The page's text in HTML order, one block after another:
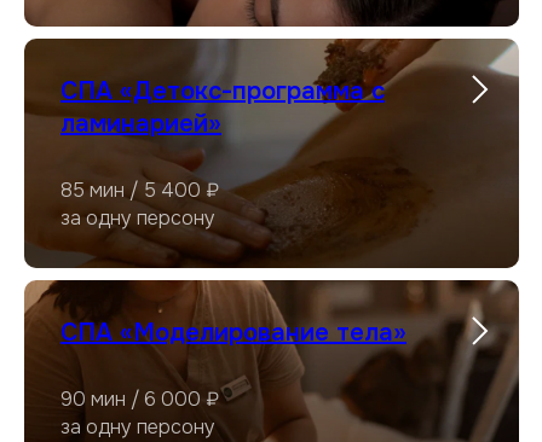
СПА «Детокс-программа с
ламинарией»
85 мин / 5 400 ₽
за одну персону
СПА «Моделирование тела»
90 мин / 6 000 ₽
за одну персону